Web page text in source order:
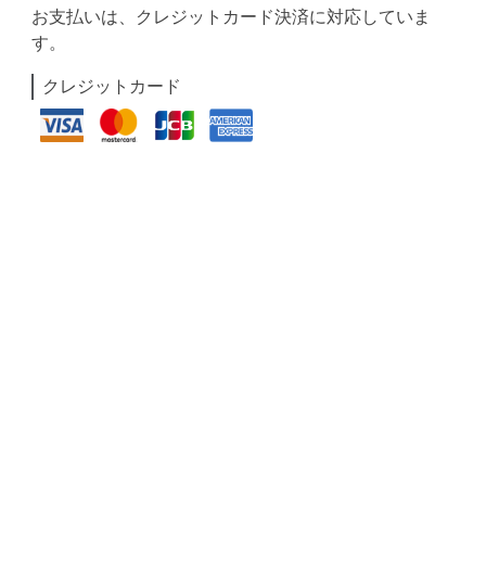
お支払いは、クレジットカード決済に対応していま
す。
クレジットカード